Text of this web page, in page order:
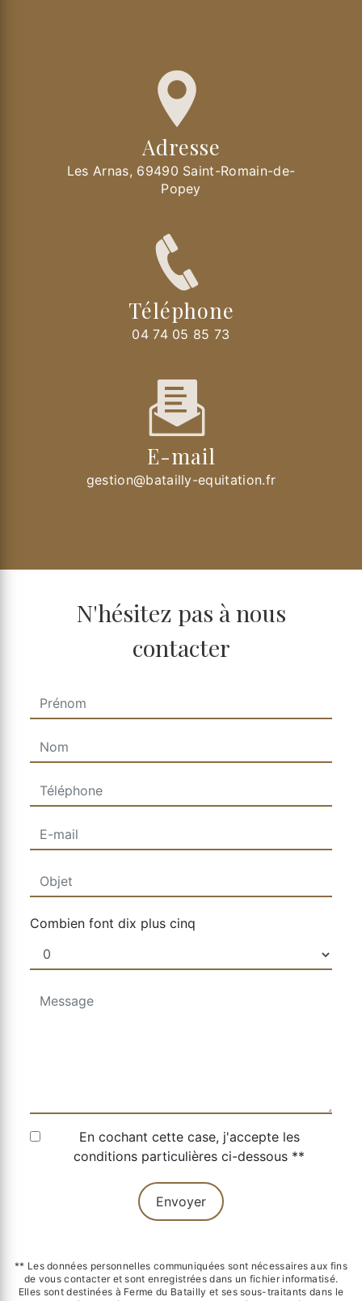
Adresse
Les Arnas, 69490 Saint-Romain-de-
Popey
Téléphone
04 74 05 85 73
E-mail
gestion@batailly-equitation.fr
N'hésitez pas à nous
contacter
Combien font dix plus cinq
En cochant cette case, j'accepte les
conditions particulières ci-dessous **
Envoyer
** Les données personnelles communiquées sont nécessaires aux fins
de vous contacter et sont enregistrées dans un fichier informatisé.
Elles sont destinées à Ferme du Batailly et ses sous-traitants dans le